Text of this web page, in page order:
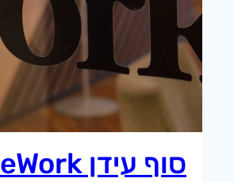
סוף עידן WeWork